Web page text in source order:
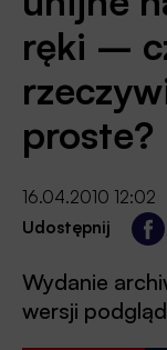
ręki –
proste?
16.04.2010 12:02
Udostępnij
Wydanie
wersji